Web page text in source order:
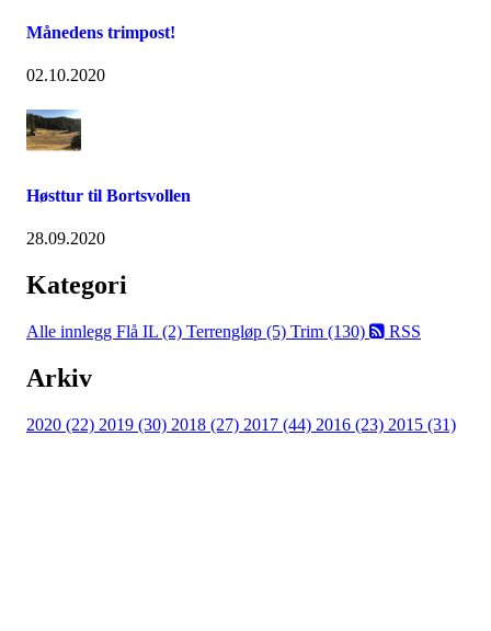
Månedens trimpost!
02.10.2020
Høsttur til Bortsvollen
28.09.2020
Kategori
Alle innlegg Flå IL (2) Terrengløp (5) Trim (130) RSS
Arkiv
2020 (22) 2019 (30) 2018 (27) 2017 (44) 2016 (23) 2015 (31)